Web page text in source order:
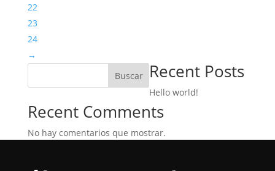
22
23
24
→
Buscar
Recent Posts
Hello world!
Recent Comments
No hay comentarios que mostrar.